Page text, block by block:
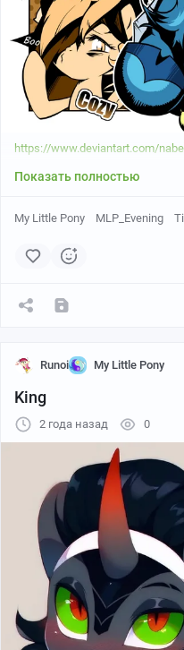
https://www.deviantart.com/
Показать полностью
My Little Pony MLP_Evening
Runoi My Little Pony
King
2 года назад 0